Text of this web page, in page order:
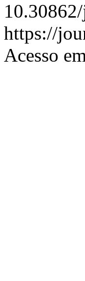
https://
Acesso